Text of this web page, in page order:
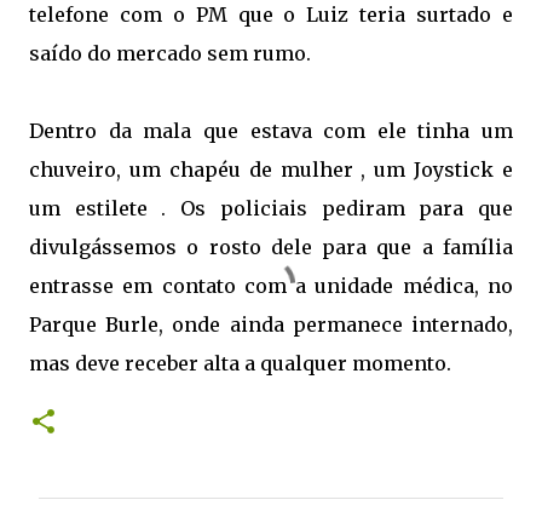
telefone com o PM que o Luiz teria surtado e
saído do mercado sem rumo.
Dentro da mala que estava com ele tinha um
chuveiro, um chapéu de mulher , um Joystick e
um estilete . Os policiais pediram para que
divulgássemos o rosto dele para que a família
entrasse em contato com a unidade médica, no
Parque Burle, onde ainda permanece internado,
mas deve receber alta a qualquer momento.